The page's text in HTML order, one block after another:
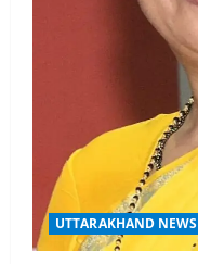
UTTARAKHAND NEWS